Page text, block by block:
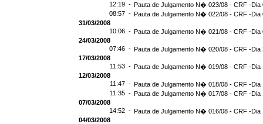
12:19 - Pauta de Julgamento N� 023/08 - CRF -Dia
08:57 - Pauta de Julgamento N� 022/08 - CRF -Dia
31/03/2008
10:06 - Pauta de Julgamento N� 021/08 - CRF -Dia
24/03/2008
07:46 - Pauta de Julgamento N� 020/08 - CRF -Dia
17/03/2008
11:53 - Pauta de Julgamento N� 019/08 - CRF -Dia
12/03/2008
11:47 - Pauta de Julgamento N� 018/08 - CRF -Dia
11:35 - Pauta de Julgamento N� 017/08 - CRF -Dia
07/03/2008
14:52 - Pauta de Julgamento N� 016/08 - CRF -Dia
04/03/2008